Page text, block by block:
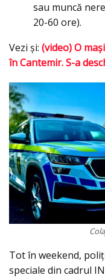
sau muncă
20-60 ore).
Vezi și: (video) O
în Cantemir. S-a
Tot în weekend,
speciale din cadrul